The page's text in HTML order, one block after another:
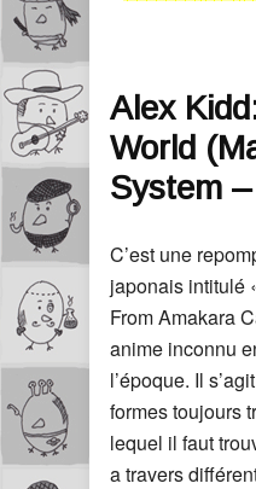
Alex
World
System
C’est une
japonais intitulé
From Amakara
anime inconnu
l’époque. Il
formes toujours
lequel il faut
a travers